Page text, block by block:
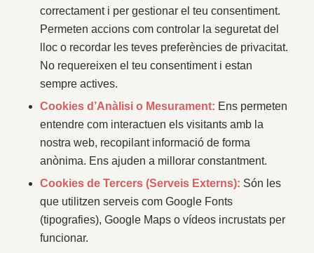
correctament i per gestionar el teu consentiment.
Permeten accions com controlar la seguretat del
lloc o recordar les teves preferències de privacitat.
No requereixen el teu consentiment i estan
sempre actives.
Cookies d’Anàlisi o Mesurament: Ens permeten
entendre com interactuen els visitants amb la
nostra web, recopilant informació de forma
anònima. Ens ajuden a millorar constantment.
Cookies de Tercers (Serveis Externs): Són les
que utilitzen serveis com Google Fonts
(tipografies), Google Maps o vídeos incrustats per
funcionar.